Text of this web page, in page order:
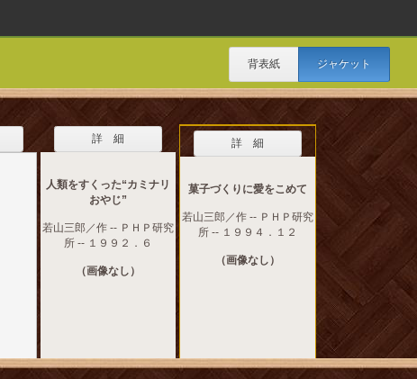
背表紙 ジャケット
詳 細
人類をすくった“カミナリ
おやじ”
若山三郎／作 -- ＰＨＰ研究
所 -- １９９２．６
（画像なし）
詳 細
菓子づくりに愛をこめて
若山三郎／作 -- ＰＨＰ研究
所 -- １９９４．１２
（画像なし）